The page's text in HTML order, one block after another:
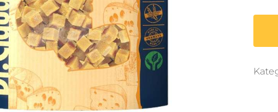
Käse